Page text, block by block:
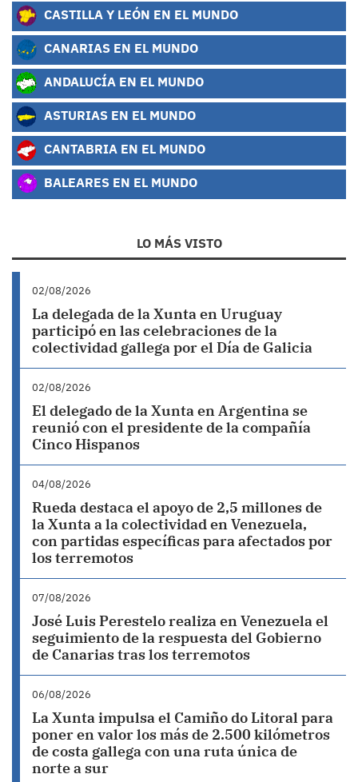
CASTILLA Y LEÓN EN EL MUNDO
CANARIAS EN EL MUNDO
ANDALUCÍA EN EL MUNDO
ASTURIAS EN EL MUNDO
CANTABRIA EN EL MUNDO
BALEARES EN EL MUNDO
LO MÁS VISTO
02/08/2026
La delegada de la Xunta en Uruguay
participó en las celebraciones de la
colectividad gallega por el Día de Galicia
02/08/2026
El delegado de la Xunta en Argentina se
reunió con el presidente de la compañía
Cinco Hispanos
04/08/2026
Rueda destaca el apoyo de 2,5 millones de
la Xunta a la colectividad en Venezuela,
con partidas específicas para afectados por
los terremotos
07/08/2026
José Luis Perestelo realiza en Venezuela el
seguimiento de la respuesta del Gobierno
de Canarias tras los terremotos
06/08/2026
La Xunta impulsa el Camiño do Litoral para
poner en valor los más de 2.500 kilómetros
de costa gallega con una ruta única de
norte a sur